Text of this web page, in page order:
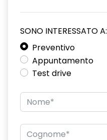
SONO INTERESSATO A:
Preventivo
Appuntamento
Test drive